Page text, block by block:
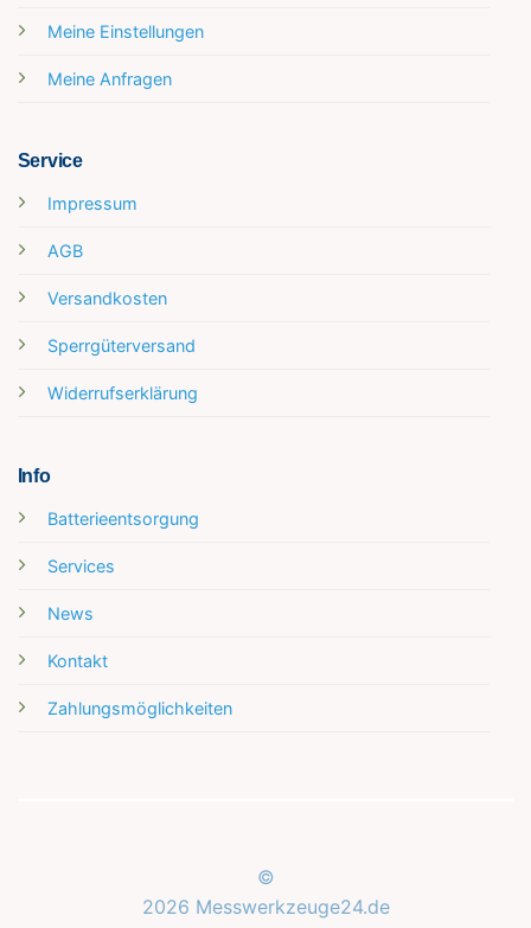
Meine Einstellungen
Meine Anfragen
Service
Impressum
AGB
Versandkosten
Sperrgüterversand
Widerrufserklärung
Info
Batterieentsorgung
Services
News
Kontakt
Zahlungsmöglichkeiten
©
2026 Messwerkzeuge24.de